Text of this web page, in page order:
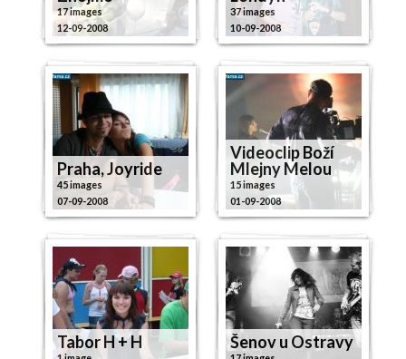
17 images
12-09-2008
37 images
10-09-2008
Praha, Joyride
45 images
07-09-2008
Videoclip Boží
Mlejny Melou
15 images
01-09-2008
Tabor H + H Šenov u Ostravy